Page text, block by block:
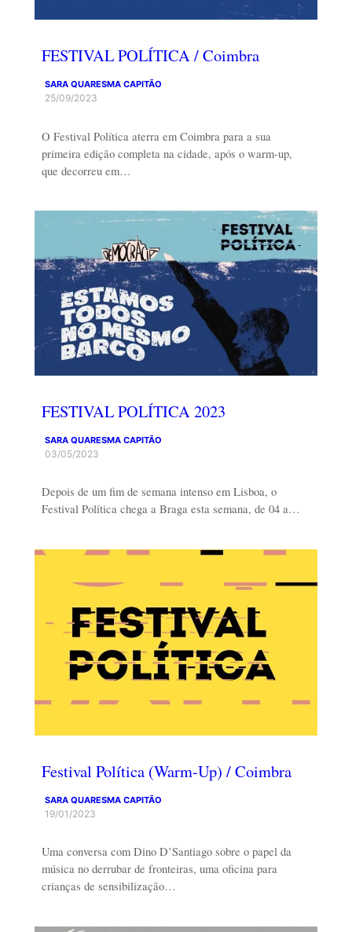
FESTIVAL POLÍTICA / Coimbra
SARA QUARESMA CAPITÃO
25/09/2023
O Festival Política aterra em Coimbra para a sua
primeira edição completa na cidade, após o warm-up,
que decorreu em…
FESTIVAL POLÍTICA 2023
SARA QUARESMA CAPITÃO
03/05/2023
Depois de um fim de semana intenso em Lisboa, o
Festival Política chega a Braga esta semana, de 04 a…
Festival Política (Warm-Up) / Coimbra
SARA QUARESMA CAPITÃO
19/01/2023
Uma conversa com Dino D’Santiago sobre o papel da
música no derrubar de fronteiras, uma oficina para
crianças de sensibilização…